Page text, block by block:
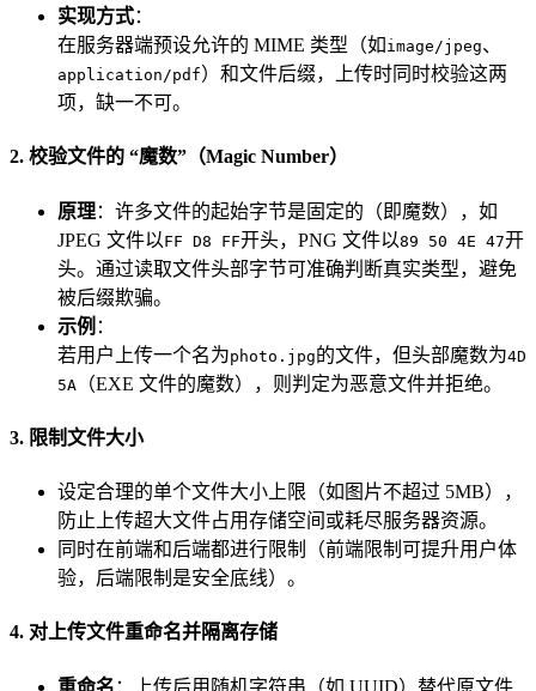
实现方式：
在服务器端预设允许的 MIME 类型（如 image/jpeg、
application/pdf）和文件后缀，上传时同时校验这两
项，缺一不可。
2. 校验文件的 “魔数”（Magic Number）
原理：许多文件的起始字节是固定的（即魔数），如
JPEG 文件以FF D8 FF开头，PNG 文件以89 50 4E 47开
头。通过读取文件头部字节可准确判断真实类型，避免
被后缀欺骗。
示例 ：
若用户上传一个名为photo.jpg的文件，但头部魔数为4D
5A （EXE 文件的魔数），则判定为恶意文件并拒绝。
3. 限制文件大小
设定合理的单个文件大小上限（如图片不超过 5MB），
防止上传超大文件占用存储空间或耗尽服务器资源。
同时在前端和后端都进行限制（前端限制可提升用户体
验，后端限制是安全底线）。
4. 对上传文件重命名并隔离存储
重命名 ：上传后用随机字符串（如 UUID）替代原文件